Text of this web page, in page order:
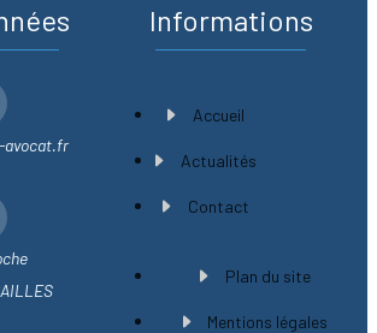
avocat.fr
Informations
Accueil
Actualités
Contact
Plan du site
Mentions légales